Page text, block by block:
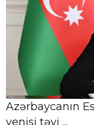
14:49
07 Avqust,
14:47
təyin
Azərbaycanın
yenisi təyi ...